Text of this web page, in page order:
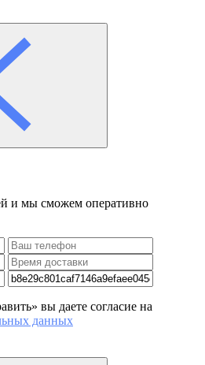
и мы сможем оперативно
вы даете согласие на
данных